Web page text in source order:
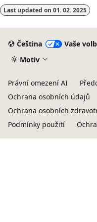
Last updated on 01. 02. 2025
Čeština
Vaše
Motiv
Právní omezení AI
Ochrana osobních údajů
Ochrana osobních
Podmínky použití